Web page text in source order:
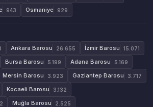
943 Osmaniye 929
Ankara Barosu 26.655 İzmir Barosu 15.071
Bursa Barosu 5.199 Adana Barosu 5.169
Mersin Barosu 3.923 Gaziantep Barosu 3.717
Kocaeli Barosu 3.132
Muğla Barosu 2.525